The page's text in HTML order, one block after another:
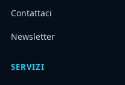
Contattaci
Newsletter
SERVIZI